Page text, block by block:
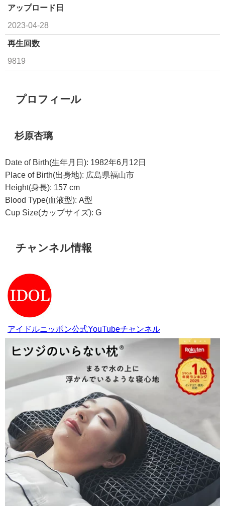
アップロード日
2023-04-28
再生回数
9819
プロフィール
杉原杏璃
Date of Birth(生年月日): 1982年6月12日
Place of Birth(出身地): 広島県福山市
Height(身長): 157 cm
Blood Type(血液型): A型
Cup Size(カップサイズ): G
チャンネル情報
アイドルニッポン公式YouTubeチャンネル